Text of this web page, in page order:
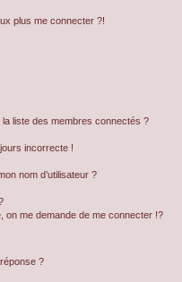
plus me connecter ?!
liste des membres connectés ?
incorrecte !
nom d’utilisateur ?
on me demande de me connecter !?
?